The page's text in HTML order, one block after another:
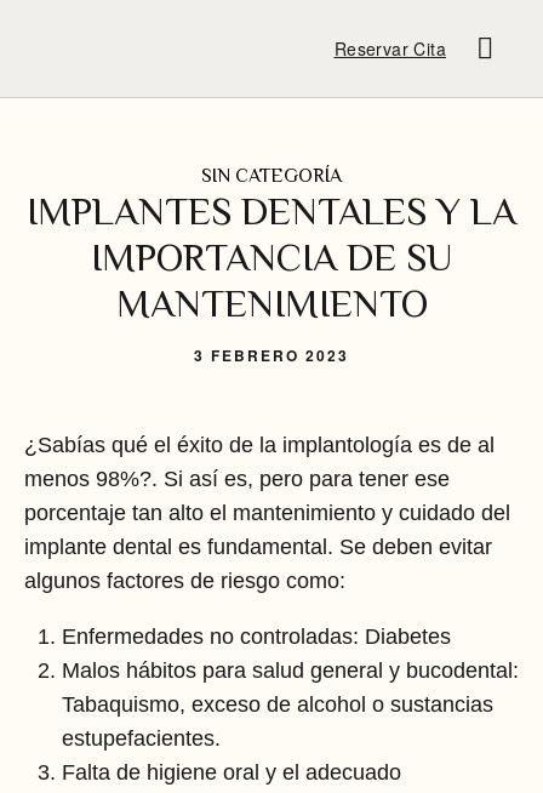
Reservar Cita
SIN CATEGORÍA
IMPLANTES DENTALES Y LA
IMPORTANCIA DE SU
MANTENIMIENTO
3 FEBRERO 2023
¿Sabías qué el éxito de la implantología es de al
menos 98%?. Si así es, pero para tener ese
porcentaje tan alto el mantenimiento y cuidado del
implante dental es fundamental. Se deben evitar
algunos factores de riesgo como:
Enfermedades no controladas: Diabetes
Malos hábitos para salud general y bucodental:
Tabaquismo, exceso de alcohol o sustancias
estupefacientes.
Falta de higiene oral y el adecuado